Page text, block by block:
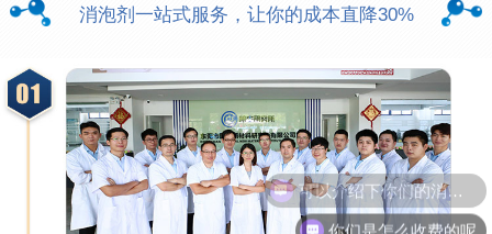
消泡剂一站式服务，让你的成本直降30%
你们是怎么收费的呢